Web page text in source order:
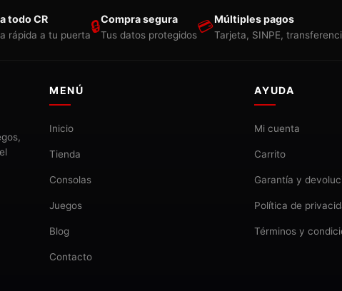
todo CR
rápida a tu puerta🔒Compra segura
Tus datos protegidos💳Múltiples pagos
Tarjeta, SINPE,
MENÚ
Inicio
Tienda
Consolas
Juegos
Blog
Contacto
AYUDA
Mi cuenta
Carrito
Garantía y
Política de
Términos y